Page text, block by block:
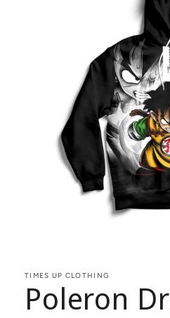
1
en
una
ventana
TIMES UP CLOTHING
Poleron